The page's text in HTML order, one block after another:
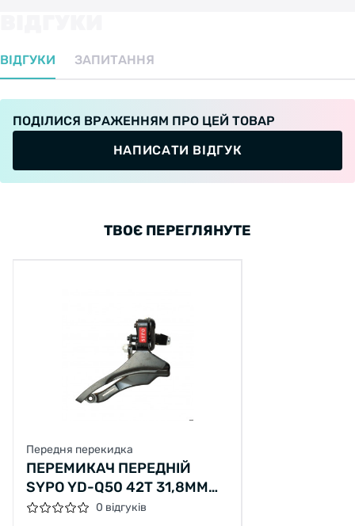
ВІДГУКИ ЗАПИТАННЯ
ПОДІЛИСЯ ВРАЖЕННЯМ ПРО ЦЕЙ ТОВАР
НАПИСАТИ ВІДГУК
ТВОЄ ПЕРЕГЛЯНУТЕ
Передня перекидка
ПЕРЕМИКАЧ ПЕРЕДНІЙ
SYPO YD-Q50 42T 31,8ММ
ЧОРНИЙ
0 відгуків